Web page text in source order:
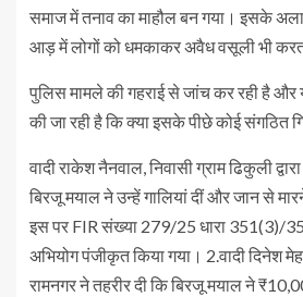
समाज में तनाव का माहौल बन गया। इसके
आड़ में लोगों को धमकाकर अवैध वसूली भी
पुलिस मामले की गहराई से जांच कर रही है और
की जा रही है कि क्या इसके पीछे कोई संगठित
वादी राकेश नैनवाल, निवासी ग्राम ढिकुली
बिरजू मयाल ने उन्हें गालियां दीं और जान से
इस पर FIR संख्या 279/25 धारा 351(3)/
अभियोग पंजीकृत किया गया। 2.वादी दिनेश
रामनगर ने तहरीर दी कि बिरजू मयाल ने